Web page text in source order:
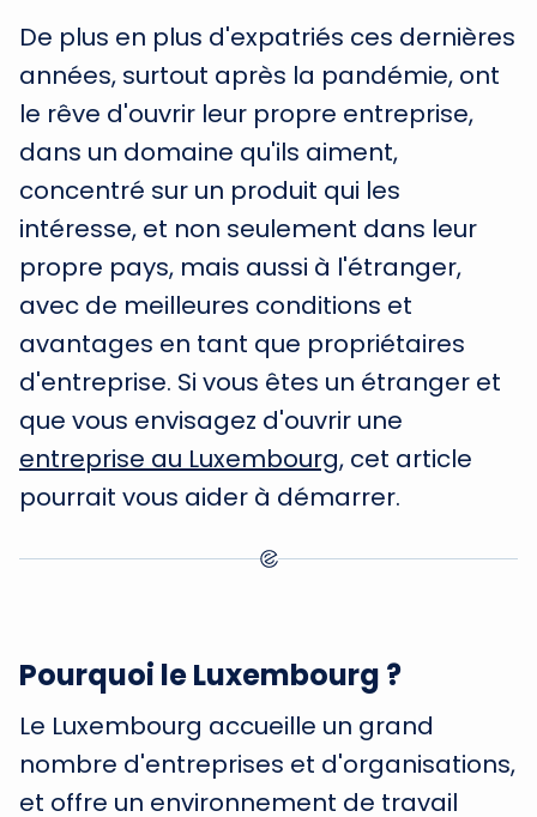
De plus en plus d'expatriés ces dernières
années, surtout après la pandémie, ont
le rêve d'ouvrir leur propre entreprise,
dans un domaine qu'ils aiment,
concentré sur un produit qui les
intéresse, et non seulement dans leur
propre pays, mais aussi à l'étranger,
avec de meilleures conditions et
avantages en tant que propriétaires
d'entreprise. Si vous êtes un étranger et
que vous envisagez d'ouvrir une
entreprise au Luxembourg, cet article
pourrait vous aider à démarrer.
Pourquoi le Luxembourg ?
Le Luxembourg accueille un grand
nombre d'entreprises et d'organisations,
et offre un environnement de travail